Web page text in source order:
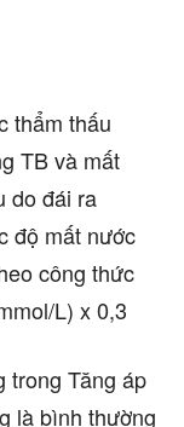
thẩm thấu
TB và mất
do đái ra
độ mất nước
công thức
L) x 0,3
trong Tăng áp
là bình thường